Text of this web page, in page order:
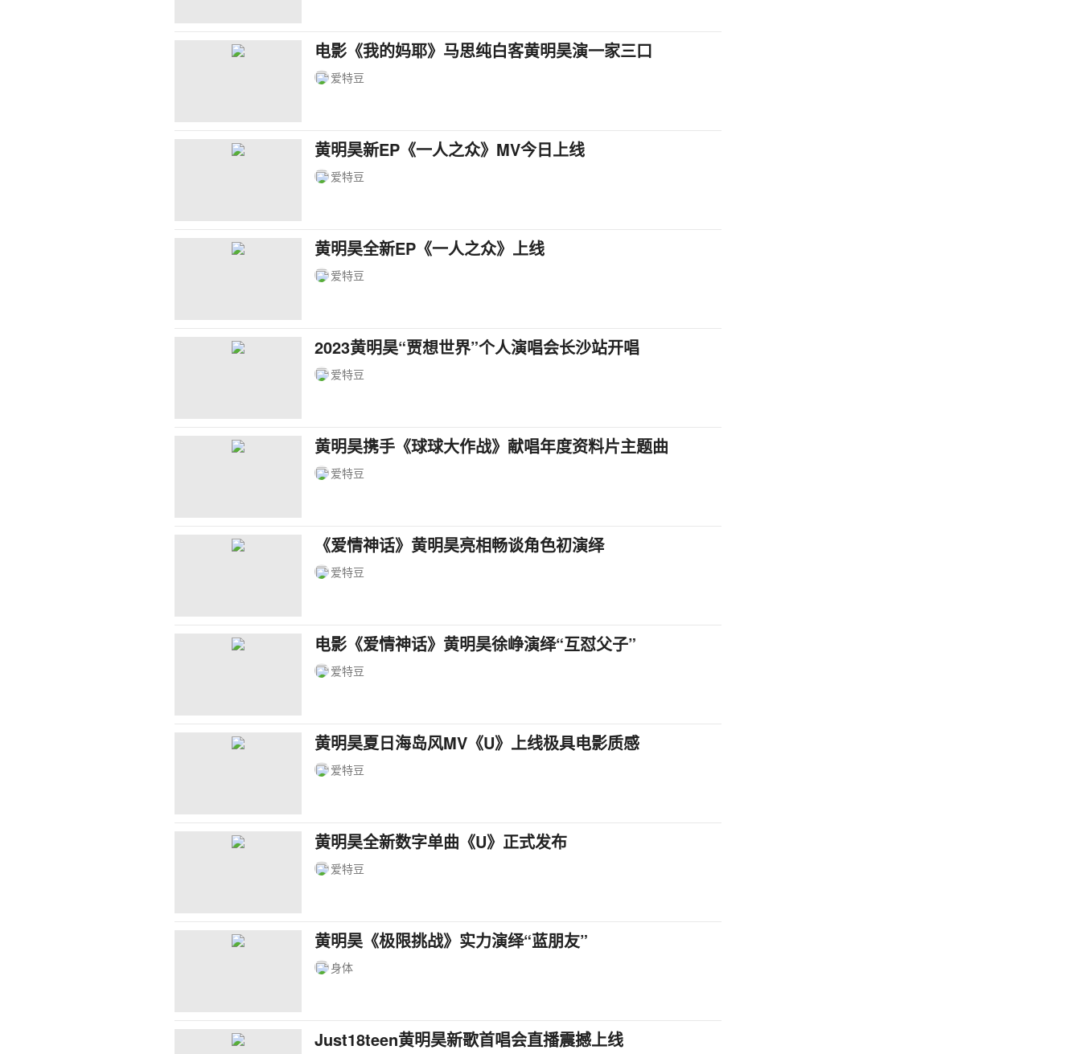
电影《我的妈耶》马思纯白客黄明昊演一家三口
爱特豆
黄明昊新EP《一人之众》MV今日上线
爱特豆
黄明昊全新EP《一人之众》上线
爱特豆
2023黄明昊“贾想世界”个人演唱会长沙站开唱
爱特豆
黄明昊携手《球球大作战》献唱年度资料片主题曲
爱特豆
《爱情神话》黄明昊亮相畅谈角色初演绎
爱特豆
电影《爱情神话》黄明昊徐峥演绎“互怼父子”
爱特豆
黄明昊夏日海岛风MV《U》上线极具电影质感
爱特豆
黄明昊全新数字单曲《U》正式发布
爱特豆
黄明昊《极限挑战》实力演绎“蓝朋友”
身体
Just18teen黄明昊新歌首唱会直播震撼上线